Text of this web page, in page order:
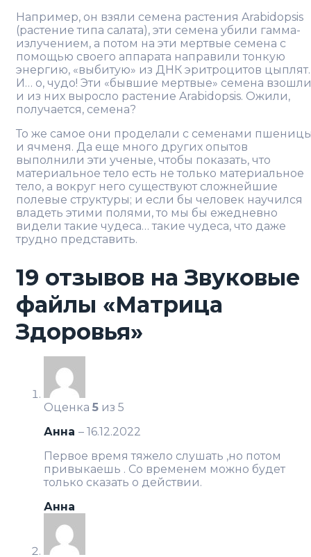
Например, он взяли семена растения Arabidopsis
(растение типа салата), эти семена убили гамма-
излучением, а потом на эти мертвые семена с
помощью своего аппарата направили тонкую
энергию, «выбитую» из ДНК эритроцитов цыплят.
И… о, чудо! Эти «бывшие мертвые» семена
и из них выросло растение Arabidopsis. Ожили,
получается, семена?
То же самое они проделали с семенами
и ячменя. Да еще много других опытов
выполнили эти ученые, чтобы показать, что
материальное тело есть не только материальное
тело, а вокруг него существуют сложнейшие
полевые структуры; и если бы человек научился
владеть этими полями, то мы бы ежедневно
видели такие чудеса… такие чудеса, что даже
трудно представить.
19 отзывов наЗвуковые
файлы «Матрица
Здоровья»
Оценка 5 из 5
Анна – 16.12.2022
Первое время тяжело слушать ,но потом
привыкаешь . Со временем можно будет
только сказать о действии.
Анна